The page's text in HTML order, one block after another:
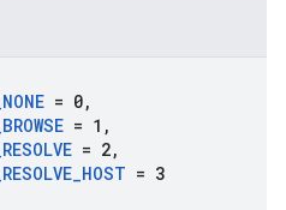
NONE = 0,
BROWSE = 1 ,
RESOLVE = 2,
RESOLVE_HOST = 3